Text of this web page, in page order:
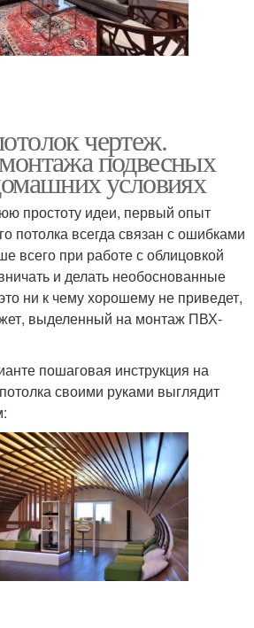
чертеж.
подвесных
условиях
простоту идеи, первый опыт
потолка всегда связан с ошибками
всего при работе с облицовкой
и делать необоснованные
ни к чему хорошему не приведет,
выделенный на монтаж ПВХ-
пошаговая инструкция на
своими руками выглядит